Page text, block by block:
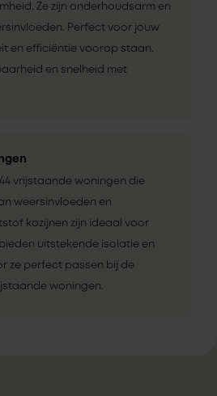
Ze zijn onderhoudsarm en
Perfect voor jouw
en efficiëntie voorop staan.
en snelheid met
vrijstaande woningen die
weersinvloeden en
kozijnen zijn ideaal voor
uitstekende isolatie en
ze perfect passen bij de
woningen.